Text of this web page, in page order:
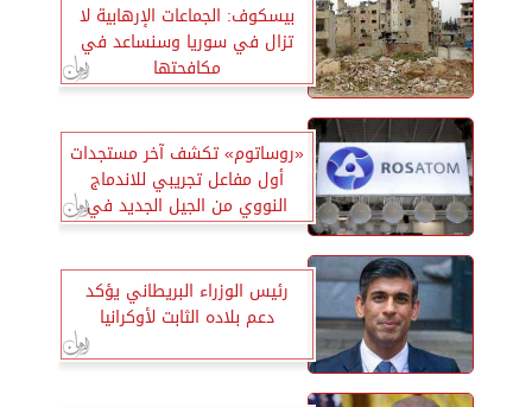
بيسكوف: الجماعات الإرهابية لا
تزال في سوريا وسنساعد في
مكافحتها
«روساتوم» تكشف آخر مستجدات
أول مفاعل تجريبي للاندماج
النووي من الجيل الجديد في
العالم
رئيس الوزراء البريطاني يؤكد
دعم بلاده الثابت لأوكرانيا